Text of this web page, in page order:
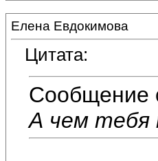
Елена Евдокимова
Цитата:
Сообщение
А чем тебя